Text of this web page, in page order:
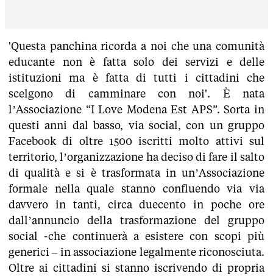
'Questa panchina ricorda a noi che una comunità
educante non è fatta solo dei servizi e delle
istituzioni ma è fatta di tutti i cittadini che
scelgono di camminare con noi'. È nata
l’Associazione “I Love Modena Est APS”. Sorta in
questi anni dal basso, via social, con un gruppo
Facebook di oltre 1500 iscritti molto attivi sul
territorio, l’organizzazione ha deciso di fare il salto
di qualità e si è trasformata in un’Associazione
formale nella quale stanno confluendo via via
davvero in tanti, circa duecento in poche ore
dall’annuncio della trasformazione del gruppo
social -che continuerà a esistere con scopi più
generici – in associazione legalmente riconosciuta.
Oltre ai cittadini si stanno iscrivendo di propria